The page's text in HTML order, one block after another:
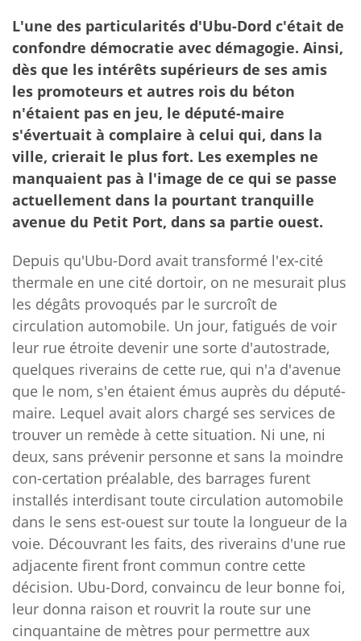
L'une des particularités d'Ubu-Dord c'était de
confondre démocratie avec démagogie. Ainsi,
dès que les intérêts supérieurs de ses amis
les promoteurs et autres rois du béton
n'étaient pas en jeu, le député-maire
s'évertuait à complaire à celui qui, dans la
ville, crierait le plus fort. Les exemples ne
manquaient pas à l'image de ce qui se passe
actuellement dans la pourtant tranquille
avenue du Petit Port, dans sa partie ouest.
Depuis qu'Ubu-Dord avait transformé l'ex-cité
thermale en une cité dortoir, on ne mesurait plus
les dégâts provoqués par le surcroît de
circulation automobile. Un jour, fatigués de voir
leur rue étroite devenir une sorte d'autostrade,
quelques riverains de cette rue, qui n'a d'avenue
que le nom, s'en étaient émus auprès du député-
maire. Lequel avait alors chargé ses services de
trouver un remède à cette situation. Ni une, ni
deux, sans prévenir personne et sans la moindre
con-certation préalable, des barrages furent
installés interdisant toute circulation automobile
dans le sens est-ouest sur toute la longueur de la
voie. Découvrant les faits, des riverains d'une rue
adjacente firent front commun contre cette
décision. Ubu-Dord, convaincu de leur bonne foi,
leur donna raison et rouvrit la route sur une
cinquantaine de mètres pour permettre aux